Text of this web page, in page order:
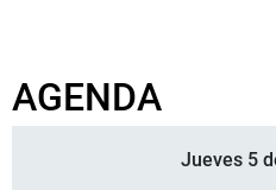
AGENDA
Jueves 5